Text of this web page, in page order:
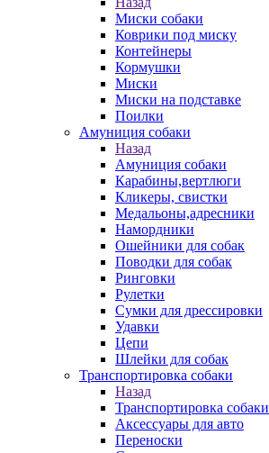
Миски собаки
Коврики под миску
Контейнеры
Кормушки
Миски
Миски на подставке
Поилки
Амуниция собаки
Назад
Амуниция собаки
Карабины,вертлюги
Кликеры, свистки
Медальоны,адресники
Намордники
Ошейники для собак
Поводки для собак
Ринговки
Рулетки
Сумки для дрессировки
Удавки
Цепи
Шлейки для собак
Транспортировка собаки
Назад
Транспортировка собаки
Аксессуары для авто
Переноски